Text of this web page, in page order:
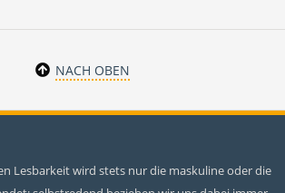
NACH OBEN
Lesbarkeit wird stets nur die maskuline oder die